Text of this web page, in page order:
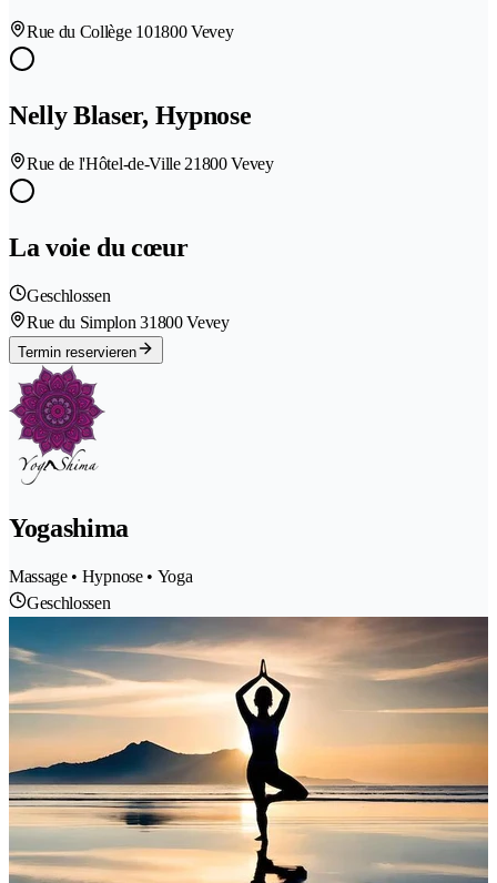
Rue du Collège 101800 Vevey
Nelly Blaser, Hypnose
Rue de l'Hôtel-de-Ville 21800 Vevey
La voie du cœur
Geschlossen
Rue du Simplon 31800 Vevey
Termin reservieren
Yogashima
Massage • Hypnose • Yoga
Geschlossen